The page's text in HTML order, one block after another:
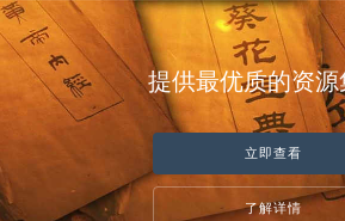
提供最优质的资源
立即查看
了解详情